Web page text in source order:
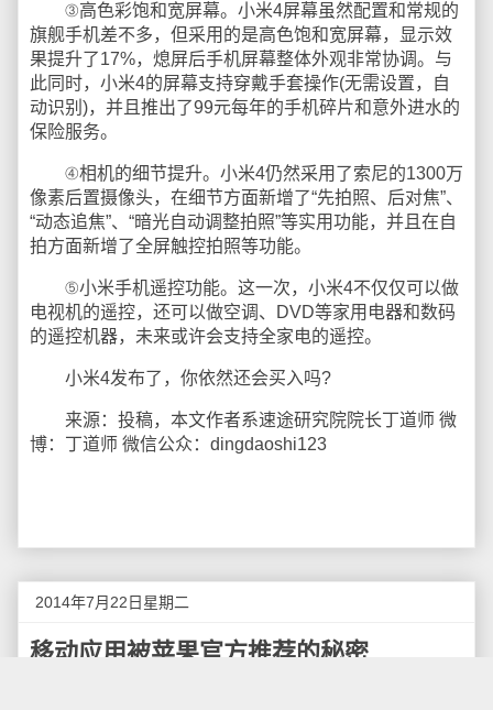
③高色彩饱和宽屏幕。小米4屏幕虽然配置和常规的
旗舰手机差不多，但采用的是高色饱和宽屏幕，显示效
果提升了17%，熄屏后手机屏幕整体外观非常协调。与
此同时，小米4的屏幕支持穿戴手套操作(无需设置，自
动识别)，并且推出了99元每年的手机碎片和意外进水的
保险服务。
④相机的细节提升。小米4仍然采用了索尼的1300万
像素后置摄像头，在细节方面新增了“先拍照、后对焦”、
“动态追焦”、“暗光自动调整拍照”等实用功能，并且在自
拍方面新增了全屏触控拍照等功能。
⑤小米手机遥控功能。这一次，小米4不仅仅可以做
电视机的遥控，还可以做空调、DVD等家用电器和数码
的遥控机器，未来或许会支持全家电的遥控。
小米4发布了，你依然还会买入吗?
来源：投稿，本文作者系速途研究院院长丁道师 微
博：丁道师 微信公众：dingdaoshi123
2014年7月22日星期二
移动应用被苹果官方推荐的秘密